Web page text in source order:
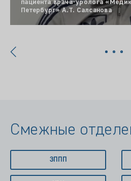
пациента врача-уролога
Петербург» А.Т. Салсанова
Смежные
ЗППП